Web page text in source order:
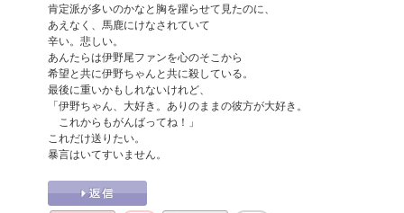
肯定派が多いのかなと胸を躍らせて見たのに、
あえなく、馬鹿にけなされていて
辛い。悲しい。
あんたらは伊野尾ファンを心のそこから
希望と共に伊野ちゃんと共に殺している。
最後に重いかもしれないけれど、
「伊野ちゃん、大好き。ありのままの彼方が大好き。
これからもがんばってね！」
これだけ送りたい。
暴言はいてすいません。